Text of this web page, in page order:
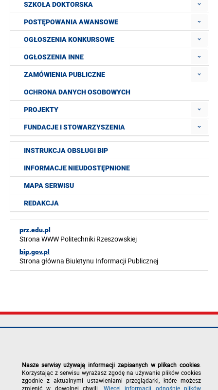
SZKOŁA DOKTORSKA
POSTĘPOWANIA AWANSOWE
OGŁOSZENIA KONKURSOWE
OGŁOSZENIA INNE
ZAMÓWIENIA PUBLICZNE
OCHRONA DANYCH OSOBOWYCH
PROJEKTY
FUNDACJE I STOWARZYSZENIA
INSTRUKCJA OBSŁUGI BIP
INFORMACJE NIEUDOSTĘPNIONE
MAPA SERWISU
REDAKCJA
prz.edu.pl
Strona WWW Politechniki Rzeszowskiej
bip.gov.pl
Strona główna Biuletynu Informacji Publicznej
Politechnika
al. Powstańców
Warszawy 12
35-029 Rzeszów
tel.: +48 17 865
e-mail:
kancelaria@prz.edu.pl
Mapa serwisu
prywatności
Zgłoś błąd na
stronie
Nasze serwisy używają informacji zapisanych w plikach cookies
Korzystając z serwisu wyrażasz zgodę na używanie plików cookies
zgodnie z aktualnymi ustawieniami przeglądarki, które możesz
zmienić w dowolnej chwili. Więcej informacji odnośnie plików